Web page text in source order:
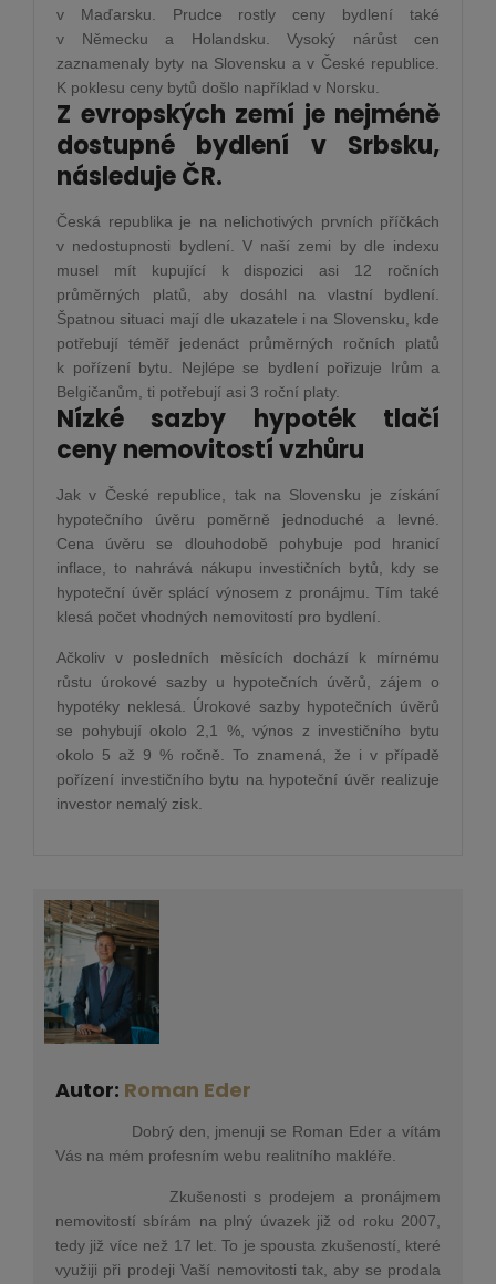
v Maďarsku. Prudce rostly ceny bydlení také
v Německu a Holandsku. Vysoký nárůst cen
zaznamenaly byty na Slovensku a v České republice.
K poklesu ceny bytů došlo například v Norsku.
Z evropských zemí je nejméně
dostupné bydlení v Srbsku,
následuje ČR.
Česká republika je na nelichotivých prvních příčkách
v nedostupnosti bydlení. V naší zemi by dle indexu
musel mít kupující k dispozici asi 12 ročních
průměrných platů, aby dosáhl na vlastní bydlení.
Špatnou situaci mají dle ukazatele i na Slovensku, kde
potřebují téměř jedenáct průměrných ročních platů
k pořízení bytu. Nejlépe se bydlení pořizuje Irům a
Belgičanům, ti potřebují asi 3 roční platy.
Nízké sazby hypoték tlačí
ceny nemovitostí vzhůru
Jak v České republice, tak na Slovensku je získání
hypotečního úvěru poměrně jednoduché a levné.
Cena úvěru se dlouhodobě pohybuje pod hranicí
inflace, to nahrává nákupu investičních bytů, kdy se
hypoteční úvěr splácí výnosem z pronájmu. Tím také
klesá počet vhodných nemovitostí pro bydlení.
Ačkoliv v posledních měsících dochází k mírnému
růstu úrokové sazby u hypotečních úvěrů, zájem o
hypotéky neklesá. Úrokové sazby hypotečních úvěrů
se pohybují okolo 2,1 %, výnos z investičního bytu
okolo 5 až 9 % ročně. To znamená, že i v případě
pořízení investičního bytu na hypoteční úvěr realizuje
investor nemalý zisk.
Autor: Roman Eder
Dobrý den, jmenuji se Roman Eder a vítám
Vás na mém profesním webu realitního makléře.
Zkušenosti s prodejem a pronájmem
nemovitostí sbírám na plný úvazek již od roku 2007,
tedy již více než 17 let. To je spousta zkušeností, které
využiji při prodeji Vaší nemovitosti tak, aby se prodala